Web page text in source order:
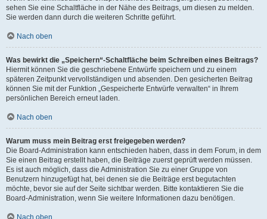
sehen Sie eine Schaltfläche in der Nähe des Beitrags, um diesen zu melden.
Sie werden dann durch die weiteren Schritte geführt.
Nach oben
Was bewirkt die „Speichern“-Schaltfläche beim Schreiben eines Beitrags?
Hiermit können Sie die geschriebene Entwürfe speichern und zu einem
späteren Zeitpunkt vervollständigen und absenden. Den gesicherten Beitrag
können Sie mit der Funktion „Gespeicherte Entwürfe verwalten“ in Ihrem
persönlichen Bereich erneut laden.
Nach oben
Warum muss mein Beitrag erst freigegeben werden?
Die Board-Administration kann entschieden haben, dass in dem Forum, in dem
Sie einen Beitrag erstellt haben, die Beiträge zuerst geprüft werden müssen.
Es ist auch möglich, dass die Administration Sie zu einer Gruppe von
Benutzern hinzugefügt hat, bei denen sie die Beiträge erst begutachten
möchte, bevor sie auf der Seite sichtbar werden. Bitte kontaktieren Sie die
Board-Administration, wenn Sie weitere Informationen dazu benötigen.
Nach oben